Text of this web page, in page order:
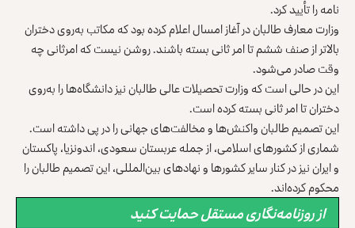
نامه را تأیید کرد.
وزارت معارف طالبان در آغاز امسال اعلام کرده بود که مکاتب به‌روی دختران
بالاتر از صنف ششم تا امر ثانی بسته باشند. روشن نیست که امرثانی چه
وقت صادر می‌شود.
این در حالی است که وزارت تحصیلات عالی طالبان نیز دانشگاه‌ها را به‌روی
دختران تا امر ثانی بسته کرده است.
این تصمیم طالبان واکنش‌ها و مخالفت‌های جهانی را در پی داشته است.
شماری از کشورهای اسلامی، از جمله عربستان سعودی، اندونزیا، پاکستان
و ایران نیز در کنار سایر کشورها و نهادهای بین‌المللی، این تصمیم طالبان را
محکوم کرده‌اند.
از روزنامه‌نگاری مستقل حمایت کنید